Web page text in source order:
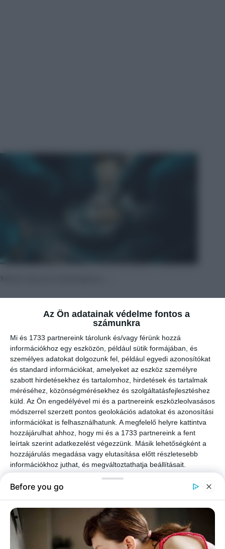
Az Ön adatainak védelme fontos a
számunkra
Mi és 1733 partnereink tárolunk és/vagy férünk hozzá
információkhoz egy eszközön, például sütik formájában, és
személyes adatokat dolgozunk fel, például egyedi azonosítókat
és standard információkat, amelyeket az eszköz személyre
szabott hirdetésekhez és tartalomhoz, hirdetések és tartalmak
méréséhez, közönségmérésekhez és szolgáltatásfejlesztéshez
küld. Az Ön engedélyével mi és a partnereink eszközleolvasásos
módszerrel szerzett pontos geolokációs adatokat és azonosítási
információkat is felhasználhatunk. A megfelelő helyre kattintva
hozzájárulhat ahhoz, hogy mi és a 1733 partnereink a fent
leírtak szerint adatkezelést végezzünk. Másik lehetőségként a
hozzájárulás megadása vagy elutasítása előtt részletesebb
információkhoz juthat, és megváltoztathatja beállításait.
Felhívjuk figyelmét, hogy személyes adatainak bizonyos
kezeléséhez nem feltétlenül szükséges az Ön hozzájárulása, de
beállításai csak erre a weboldalra érvényesek. Bármikor
megváltoztathatja a preferenciáit, vagy visszavonhatja
hozzájárulását, ha visszatér erre az oldalra, és rákattint az oldal
alján található "Adatvédelem" gombra.